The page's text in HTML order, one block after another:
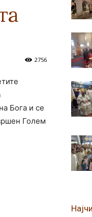
2756
Бога и се
Голем